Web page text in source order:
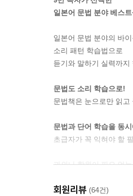
일본어 문법 분야 베스
일본어 문법 분야의 바이
소리 패턴 학습법으로
듣기와 말하기 실력까지
문법도 소리 학습으로!
문법책은 눈으로만 읽
문법과 단어 학습을 동
초급자가 꼭 익혀야 할
과외나 학원이 필요 없
시원하게 풀어준다!
회원리뷰 (64건)